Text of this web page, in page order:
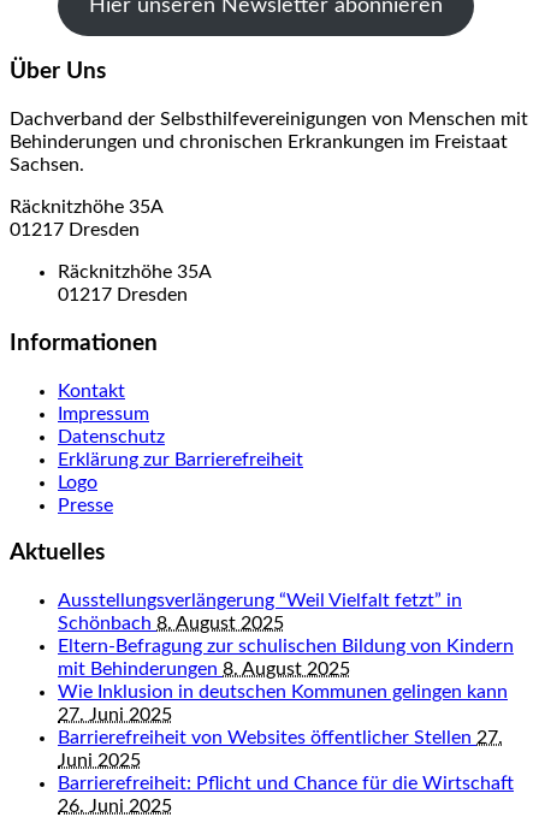
Hier unseren Newsletter abonnieren
Über Uns
Dachverband der Selbsthilfevereinigungen von Menschen mit
Behinderungen und chronischen Erkrankungen im Freistaat
Sachsen.
Räcknitzhöhe 35A
01217 Dresden
Räcknitzhöhe 35A
01217 Dresden
Informationen
Kontakt
Impressum
Datenschutz
Erklärung zur Barrierefreiheit
Logo
Presse
Aktuelles
Ausstellungsverlängerung “Weil Vielfalt fetzt” in
Schönbach 8. August 2025
Eltern-Befragung zur schulischen Bildung von Kindern
mit Behinderungen 8. August 2025
Wie Inklusion in deutschen Kommunen gelingen kann
27. Juni 2025
Barrierefreiheit von Websites öffentlicher Stellen 27.
Juni 2025
Barrierefreiheit: Pflicht und Chance für die Wirtschaft
26. Juni 2025